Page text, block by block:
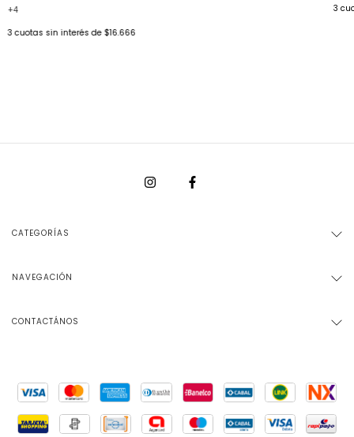
+4
3 cuotas sin interés de $16.666
3
CATEGORÍAS
NAVEGACIÓN
CONTACTÁNOS